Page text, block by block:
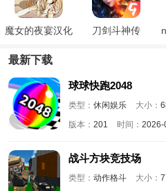
魔女的夜宴汉化
刀剑斗神传
最新下载
球球快跑2048
类型： 休闲娱乐 大小：
版本： 201 时间： 2026-
战斗方块竞技场
类型： 动作格斗 大小：